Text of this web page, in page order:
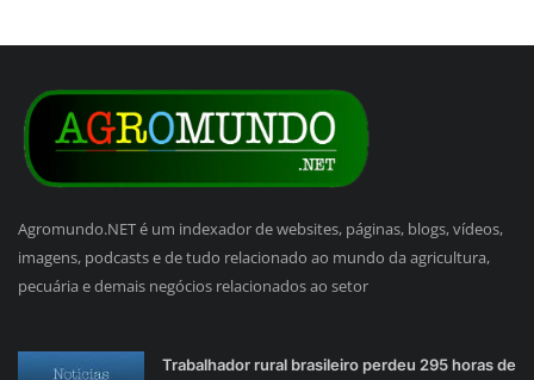
Agromundo.NET é um indexador de websites, páginas, blogs, vídeos,
imagens, podcasts e de tudo relacionado ao mundo da agricultura,
pecuária e demais negócios relacionados ao setor
Trabalhador rural brasileiro perdeu 295 horas de